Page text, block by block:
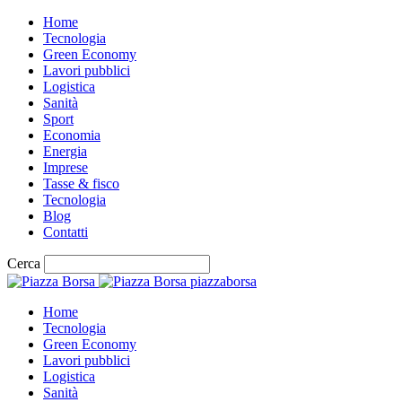
Home
Tecnologia
Green Economy
Lavori pubblici
Logistica
Sanità
Sport
Economia
Energia
Imprese
Tasse & fisco
Tecnologia
Blog
Contatti
Cerca
piazzaborsa
Home
Tecnologia
Green Economy
Lavori pubblici
Logistica
Sanità